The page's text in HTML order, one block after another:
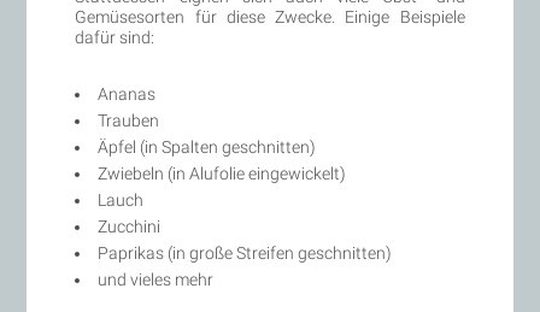
Gemüsesorten für diese Zwecke. Einige Beispiele
dafür sind:
Ananas
Trauben
Äpfel (in Spalten geschnitten)
Zwiebeln (in Alufolie eingewickelt)
Lauch
Zucchini
Paprikas (in große Streifen geschnitten)
und vieles mehr